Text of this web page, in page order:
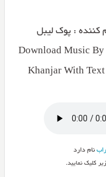
کننده : پوک لیبل
Download Music
Khanjar With
نام دارد
کلیک نمایید.